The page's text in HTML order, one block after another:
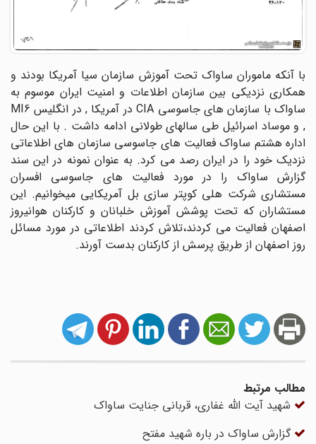
با آنکه ماموران ساواک تحت آموزش سازمان سیا آمریکا بودند و
همکاری نزدیکی بین سازمان اطلاعات و امنیت ایران موسوم به
ساواک با سازمان های جاسوسی CIA در آمریکا , در انگلیس MI6
, و موساد اسرائیل طی سالهای طولانی ادامه داشت . با این حال
اداره هشتم ساواک فعالیت های جاسوسی سازمان های اطلاعاتی
نزدیک خود را در ایران رصد می کرد. به عنوان نمونه در این سند
گزارش ساواک را در مورد فعالیت های جاسوسی افسران
مستشاری شرکت هلی کوپتر سازی بل آمریکایی میخوانیم. این
مستشاران که تحت پوشش آموزش خلبانان و کارکنان هوانیروز
اصفهان فعالیت می کردند،تلاش کردند اطلاعاتی در مورد مسائل
روز اصفهان از طریق پرسش از کارکنان بدست آورند.
مطالب مرتبط
شهید آیت الله غفاری، قربانی جنایت ساواک
گزارش ساواک در باره شهید مفتح